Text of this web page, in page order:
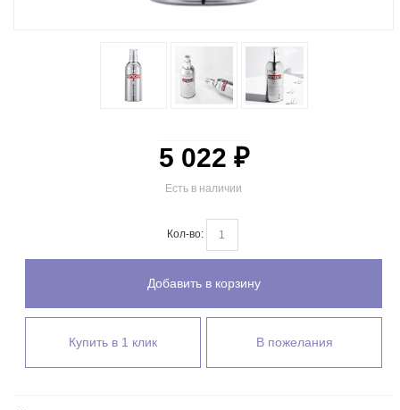
Есть в наличии
5 022 ₽
Кол-во:
Добавить в корзину
Купить в 1 клик В пожелания